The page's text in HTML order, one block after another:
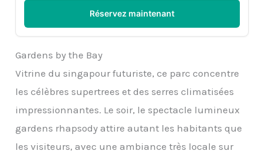
Réservez maintenant
Gardens by the Bay
Vitrine du singapour futuriste, ce parc concentre
les célèbres supertrees et des serres climatisées
impressionnantes. Le soir, le spectacle lumineux
gardens rhapsody attire autant les habitants que
les visiteurs, avec une ambiance très locale sur